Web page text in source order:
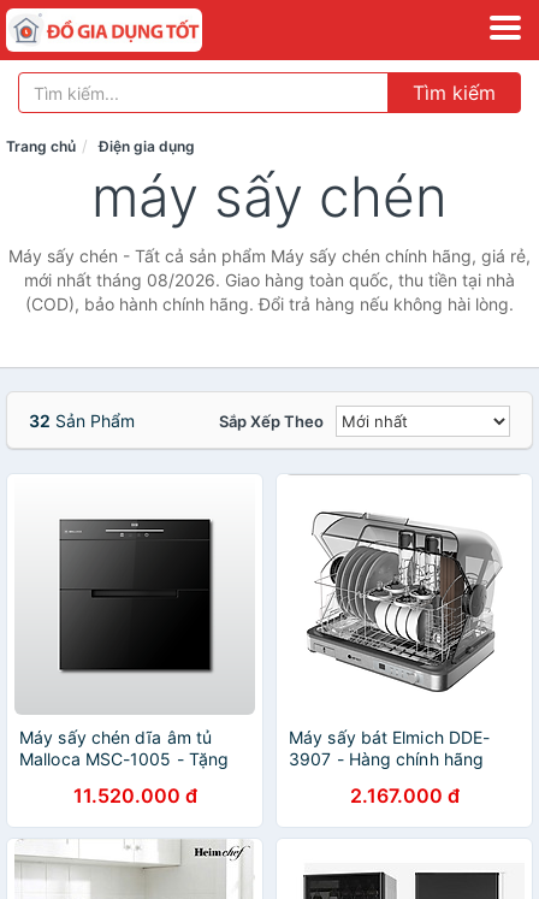
Tìm kiếm
Trang chủ Điện gia dụng
máy sấy chén
Máy sấy chén - Tất cả sản phẩm Máy sấy chén chính hãng, giá rẻ,
mới nhất tháng 08/2026. Giao hàng toàn quốc, thu tiền tại nhà
(COD), bảo hành chính hãng. Đổi trả hàng nếu không hài lòng.
32 Sản Phẩm Sắp Xếp Theo
Máy sấy chén dĩa âm tủ
Malloca MSC-1005 - Tặng
Dụng cụ xay tiêu MMPM-
657A - Hàng chính hãng
11.520.000 đ
Máy sấy bát Elmich DDE-
3907 - Hàng chính hãng
2.167.000 đ